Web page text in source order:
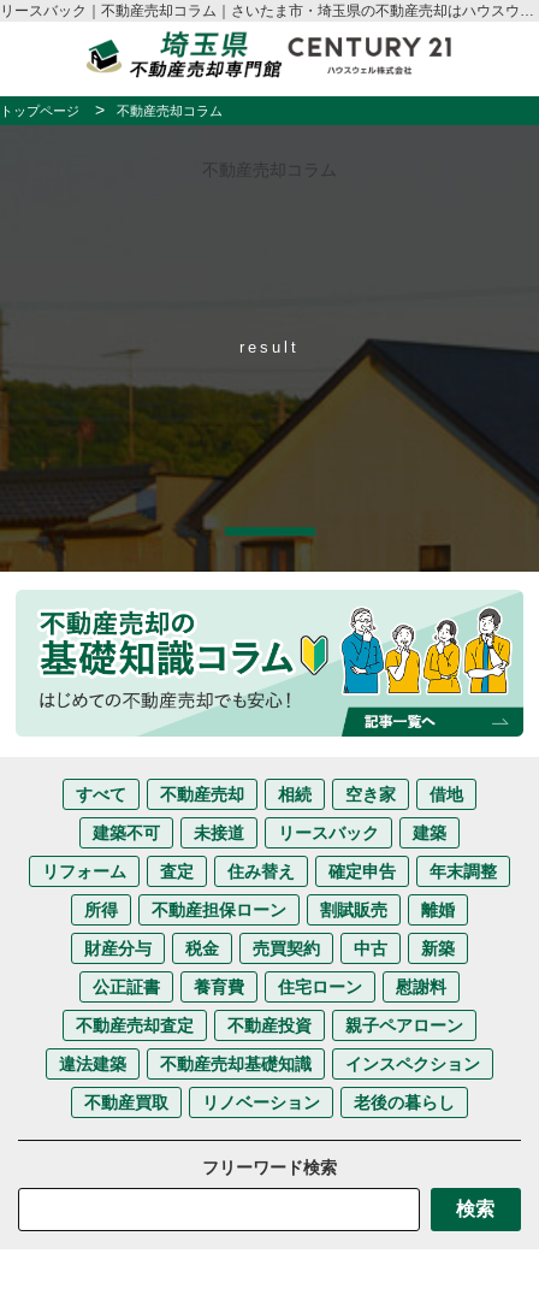
リースバック｜不動産売却コラム｜さいたま市・埼玉県の不動産売却はハウスウェル
トップページ 不動産売却コラム
不動産売却コラム
result
すべて 不動産売却 相続 空き家
借地
建築不可
未接道 リースバック
建築
リフォーム
査定 住み替え 確定申告
年末調整
所得
不動産担保ローン 割賦販売
離婚
財産分与
税金 売買契約 中古
新築
公正証書
養育費 住宅ローン
慰謝料
不動産売却査定
不動産投資
親子ペアローン
違法建築
不動産売却基礎知識
インスペクション
不動産買取
リノベーション 老後の暮らし
フリーワード検索
検索